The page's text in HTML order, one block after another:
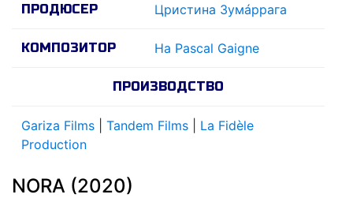
ПРОДЮСЕР Цристина Зумáррага
КОМПОЗИТОР На Pascal Gaigne
ПРОИЗВОДСТВО
Gariza Films Tandem Films
La Fidèle
Production
NORA (2020)